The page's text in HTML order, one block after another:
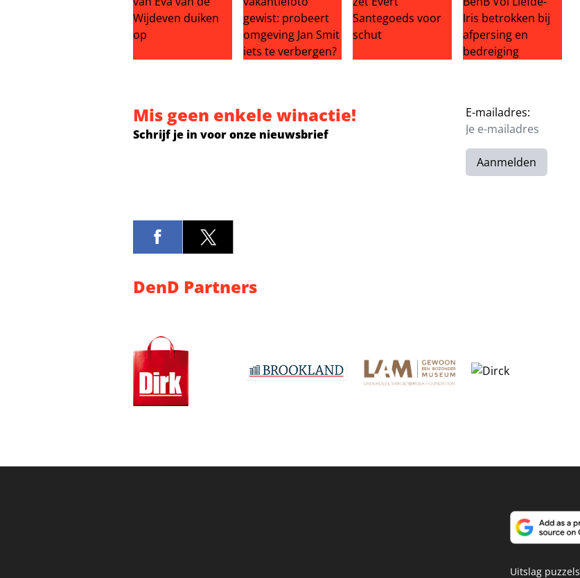
Mis geen enkele winactie!
Schrijf je in voor onze nieuwsbrief
E-mailadres:
Aanmelden
DenD Partners
Uitslag puzzels